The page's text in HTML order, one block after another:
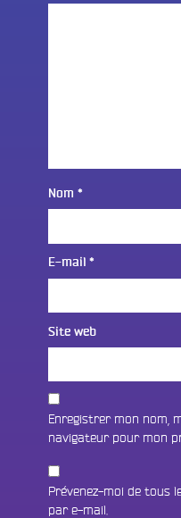
Nom *
E-mail *
Site web
Enregistrer mon nom,
navigateur pour mon
Prévenez-moi de tous
par e-mail.